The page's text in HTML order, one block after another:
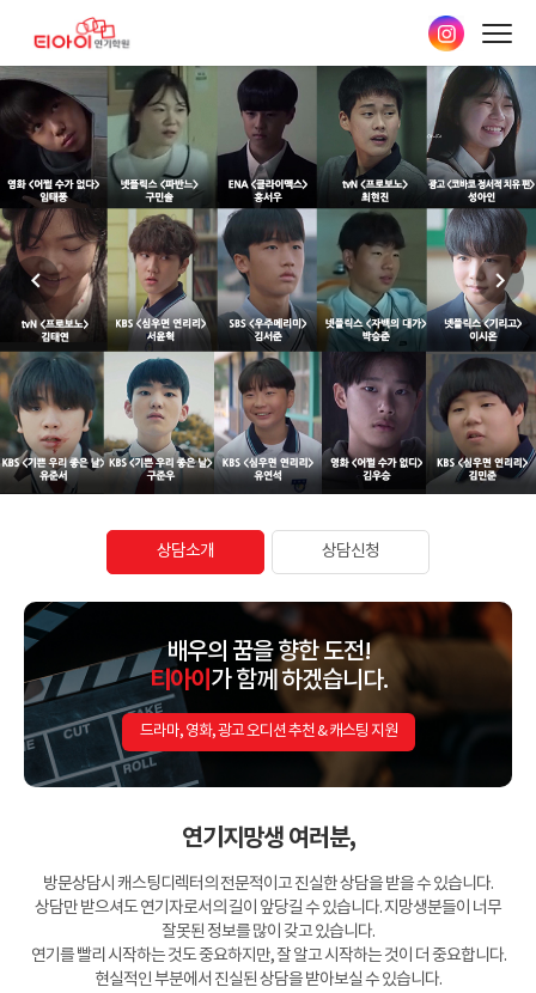
본문
바로가기
상담소개 상담신청
배우의 꿈을 향한 도전!
티아이 가 함께 하겠습니다.
드라마, 영화, 광고 오디션 추천 & 캐스팅 지원
연기지망생 여러분,
방문상담시 캐스팅디렉터의 전문적이고 진실한 상담을 받을 수 있습니다.
상담만 받으셔도 연기자로서의 길이 앞당길 수 있습니다. 지망생분들이 너무
잘못된 정보를 많이 갖고 있습니다.
연기를 빨리 시작하는 것도 중요하지만, 잘 알고 시작하는 것이 더 중요합니다.
현실적인 부분에서 진실된 상담을 받아보실 수 있습니다.